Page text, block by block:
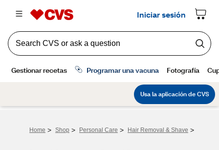
Home > Shop > Personal Care > Hair Removal & Shave >